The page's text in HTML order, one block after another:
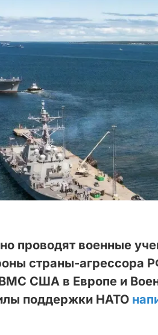
проводят военные
страны-агрессора
США в Европе и
поддержки НАТО